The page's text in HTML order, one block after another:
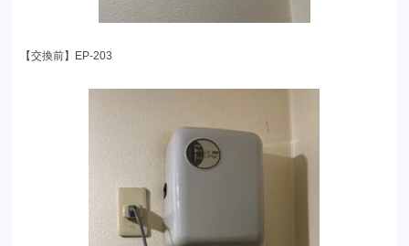
【交換前】EP-203